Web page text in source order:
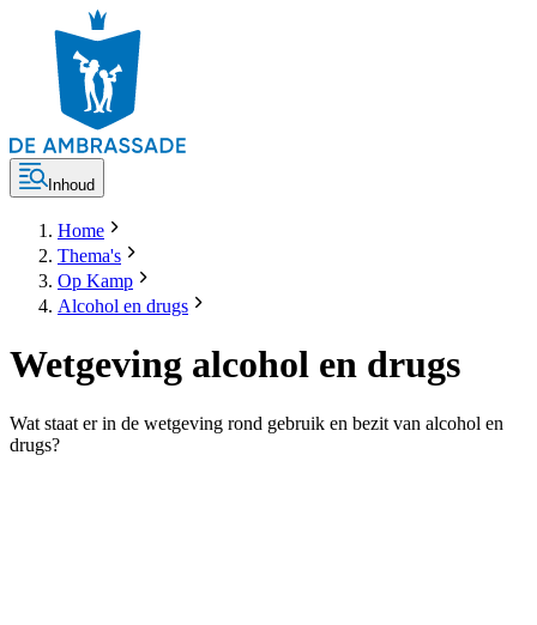
Inhoud
Home
Thema's
Op Kamp
Alcohol en drugs
Wetgeving alcohol en drugs
Wat staat er in de wetgeving rond gebruik en bezit van alcohol en
drugs?